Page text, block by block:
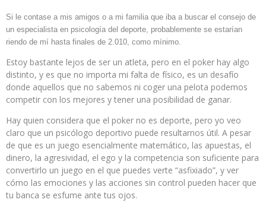
Si le contase a mis amigos o a mi familia que iba a buscar el consejo de
un especialista en psicología del deporte, probablemente se estarían
riendo de mí hasta finales de 2.010, como mínimo.
Estoy bastante lejos de ser un atleta, pero en el poker hay algo
distinto, y es que no importa mi falta de físico, es un desafío
donde aquellos que no sabemos ni coger una pelota podemos
competir con los mejores y tener una posibilidad de ganar.
Hay quien considera que el poker no es deporte, pero yo veo
claro que un psicólogo deportivo puede resultarnos útil. A pesar
de que es un juego esencialmente matemático, las apuestas, el
dinero, la agresividad, el ego y la competencia son suficiente para
convertirlo un juego en el que puedes verte “asfixiado”, y ver
cómo las emociones y las acciones sin control pueden hacer que
tu banca se esfume ante tus ojos.